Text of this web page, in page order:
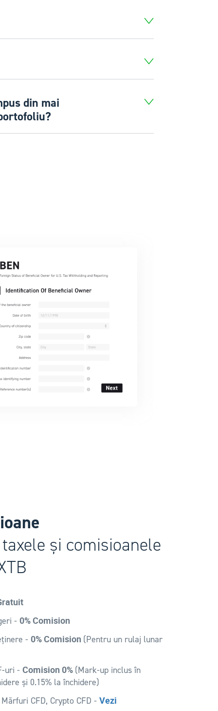
din mai
și comisioanele
- 0% Comision
- 0% Comision (Pentru un rulaj lunar
uri - Comision 0% (Mark-up inclus în
și 0.15% la închidere)
CFD, Crypto CFD - Vezi